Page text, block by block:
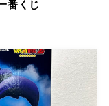
番くじ